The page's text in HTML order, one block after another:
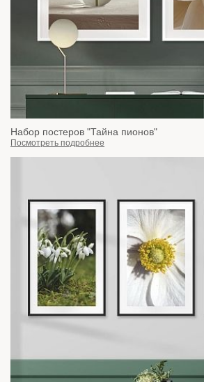
Набор постеров "Тайна пионов"
Посмотреть подробнее